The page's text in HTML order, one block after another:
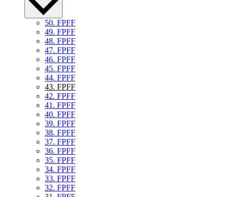
50. FPFF
49. FPFF
48. FPFF
47. FPFF
46. FPFF
45. FPFF
44. FPFF
43. FPFF
42. FPFF
41. FPFF
40. FPFF
39. FPFF
38. FPFF
37. FPFF
36. FPFF
35. FPFF
34. FPFF
33. FPFF
32. FPFF